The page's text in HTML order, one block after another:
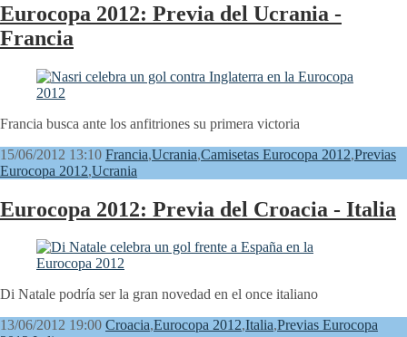
Eurocopa 2012: Previa del Ucrania -
Francia
Francia busca ante los anfitriones su primera victoria
15/06/2012 13:10 Francia,Ucrania,Camisetas Eurocopa 2012,Previas
Eurocopa 2012,Ucrania
Eurocopa 2012: Previa del Croacia - Italia
Di Natale podría ser la gran novedad en el once italiano
13/06/2012 19:00 Croacia,Eurocopa 2012,Italia,Previas Eurocopa